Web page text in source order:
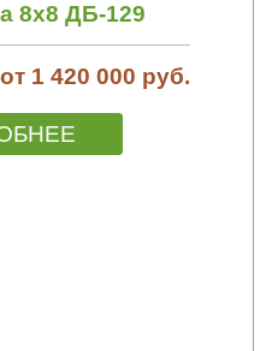
8х8 ДБ-129
от 1 420 000 руб.